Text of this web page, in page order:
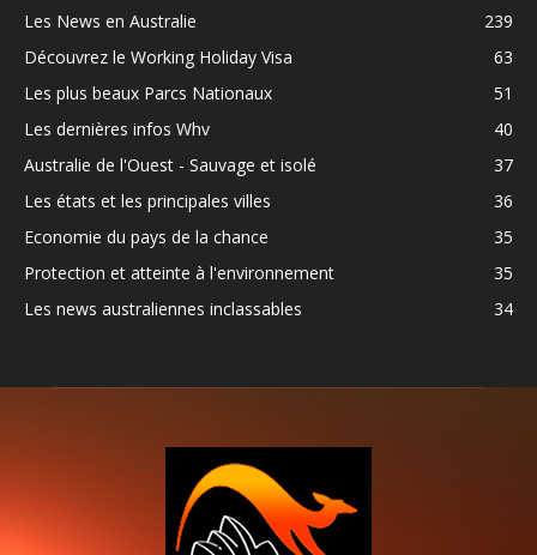
Les News en Australie
239
Découvrez le Working Holiday Visa
63
Les plus beaux Parcs Nationaux
51
Les dernières infos Whv
40
Australie de l'Ouest - Sauvage et isolé
37
Les états et les principales villes
36
Economie du pays de la chance
35
Protection et atteinte à l'environnement
35
Les news australiennes inclassables
34